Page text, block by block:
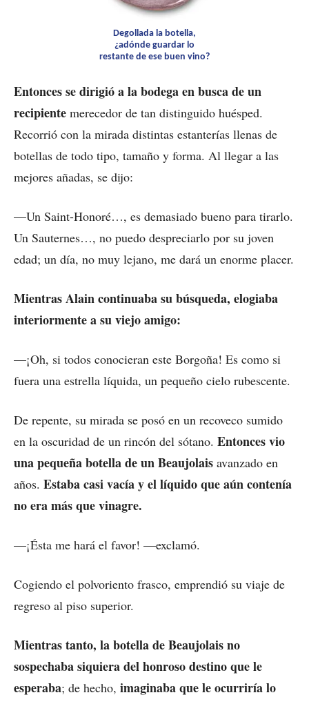
Degollada la botella,
¿adónde guardar lo
restante de ese buen vino?
Entonces se dirigió a la bodega en busca de un
recipiente merecedor de tan distinguido huésped.
Recorrió con la mirada distintas estanterías llenas de
botellas de todo tipo, tamaño y forma. Al llegar a las
mejores añadas, se dijo:
—Un Saint-Honoré…, es demasiado bueno para tirarlo.
Un Sauternes…, no puedo despreciarlo por su joven
edad; un día, no muy lejano, me dará un enorme placer.
Mientras Alain continuaba su búsqueda, elogiaba
interiormente a su viejo amigo:
—¡Oh, si todos conocieran este Borgoña! Es como si
fuera una estrella líquida, un pequeño cielo rubescente.
De repente, su mirada se posó en un recoveco sumido
en la oscuridad de un rincón del sótano. Entonces vio
una pequeña botella de un Beaujolais avanzado en
años. Estaba casi vacía y el líquido que aún contenía
no era más que vinagre.
—¡Ésta me hará el favor! —exclamó.
Cogiendo el polvoriento frasco, emprendió su viaje de
regreso al piso superior.
Mientras tanto, la botella de Beaujolais no
sospechaba siquiera del honroso destino que le
esperaba; de hecho, imaginaba que le ocurriría lo